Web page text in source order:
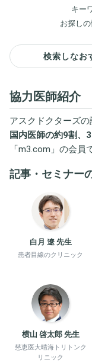
キー
お探し
検索しなお
協力医師紹介
アスクドクターズの
国内医師の約9割、
「m3.com 」の会員
記事・セミナー
白月 遼 先生
患者目線のクリニック
横山 啓太郎 先生
慈恵医大晴海トリトンク
リニック